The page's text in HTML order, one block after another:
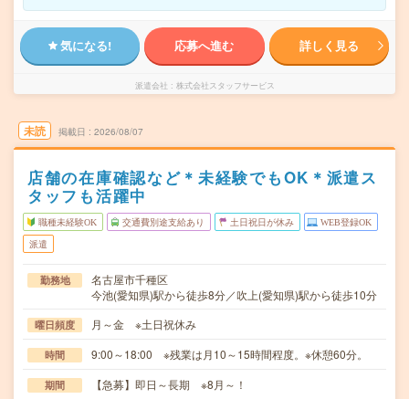
気になる! 応募へ進む 詳しく見る
派遣会社 株式会社スタッフサービス
未読 掲載日 2026/08/07
店舗の在庫確認など＊未経験でもOK＊派遣ス
タッフも活躍中
職種未経験OK 交通費別途支給あり 土日祝日が休み WEB登録OK
派遣
勤務地
名古屋市千種区
今池(愛知県)駅から徒歩8分／吹上(愛知県)駅から徒歩10分
曜日頻度 月～金 ※土日祝休み
時間 9:00～18:00 ※残業は月10～15時間程度。※休憩60分。
期間 【急募】即日～長期 ※8月～！